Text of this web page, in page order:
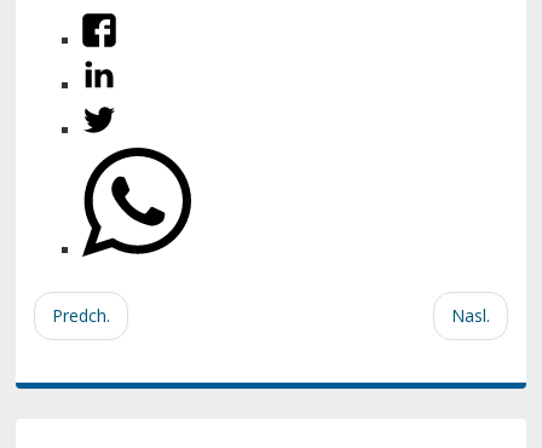
Predch. Nasl.